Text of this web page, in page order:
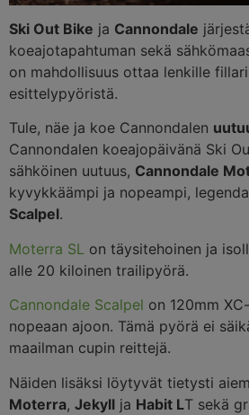
Ski Out Bike ja Cannondale
koeajotapahtuman sekä
on mahdollisuus ottaa lenkille
esittelypyöristä.
Tule, näe ja koe Cannondalen
Cannondalen koeajopäivänä Ski
sähköinen uutuus, Cannondale
kyvykkäämpi ja nopeampi,
Scalpel.
Moterra SL on täysitehoinen ja
alle 20 kiloinen trailipyörä.
Cannondale Scalpel on 120mm
nopeaan ajoon. Tämä pyörä ei
maailman cupin reittejä.
Näiden lisäksi löytyvät tietysti
Moterra, Jekyll ja Habit LT sekä